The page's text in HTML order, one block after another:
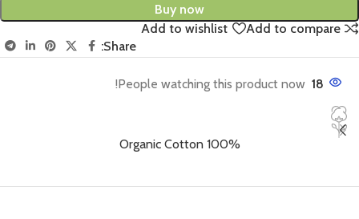
Buy now
Add to compare
Add to wishlist
Share:
18
People watching this product now!
100% Organic Cotton